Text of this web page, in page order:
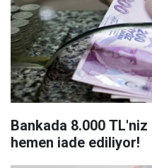
Bankada 8.000
hemen iade ediliyor!